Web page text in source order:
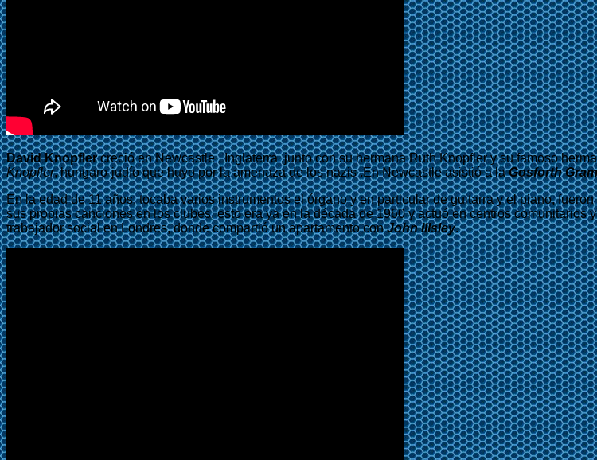
David Knopflercreció en Newcastle , Inglaterra ,junto con su hermana Ruth Knopfler y su famoso
Knopfler, hungaro-judío que huyo por la amenaza de los nazis .En Newcastle asistió a laGosforth
En la edad de 11 años, tocaba varios instrumentos el órgano y en particular de guitarra y el piano,
sus propias canciones en los clubes, esto era ya en la década de 1960 y actuó en centros
trabajador social en Londres, donde compartió un apartamento conJohn Illsley.